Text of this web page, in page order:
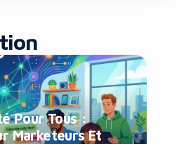
Pour Tous :
Marketeurs Et